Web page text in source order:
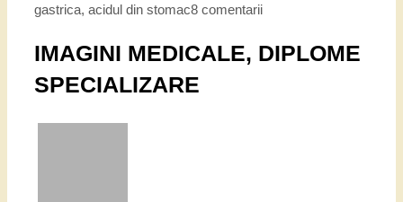
gastrica, acidul din stomac8 comentarii
IMAGINI MEDICALE, DIPLOME
SPECIALIZARE